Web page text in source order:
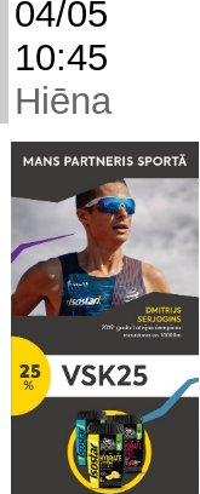
04/05
10:45
Hiēna